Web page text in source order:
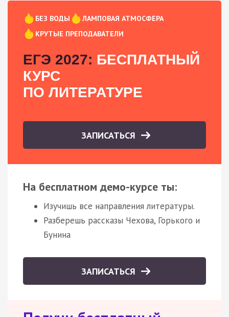
БЕЗ ВОДЫ
ЛАМПОВАЯ АТМОСФЕРА
КРУТЫЕ ПРЕПОДАВАТЕЛИ
ЕГЭ 2027: БЕСПЛАТНЫЙ
КУРС
ПО ЛИТЕРАТУРЕ
ЗАПИСАТЬСЯ
На бесплатном демо-курсе ты:
Изучишь все направления литературы.
Разберешь рассказы Чехова, Горького и
Бунина
ЗАПИСАТЬСЯ